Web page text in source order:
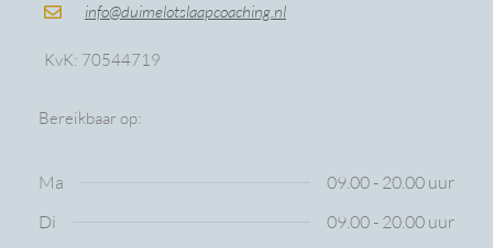
info@duimelotslaapcoaching.nl
KvK: 70544719
Bereikbaar op:
Ma
09.00 - 20.00 uur
Di
09.00 - 20.00 uur